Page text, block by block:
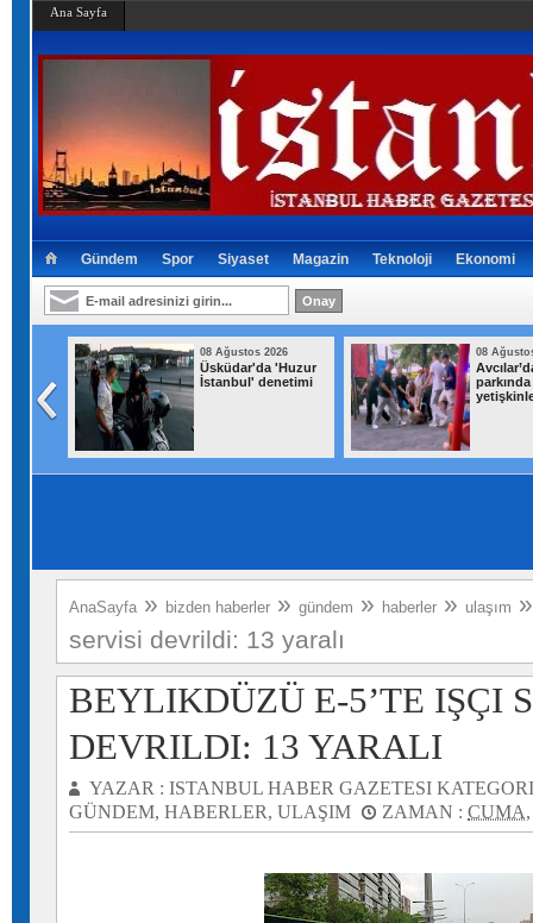
Ana Sayfa
Gündem Spor Siyaset Magazin Teknoloji Ekonomi
08 Ağustos 2026
Üsküdar'da 'Huzur
İstanbul' denetimi
08
parkında
AnaSayfa » bizden haberler » gündem » haberler » ulaşım
servisi devrildi: 13 yaralı
BEYLIKDÜZÜ E-5’TE IŞÇI
DEVRILDI: 13 YARALI
YAZAR : ISTANBUL HABER GAZETESI
GÜNDEM, HABERLER, ULAŞIM ZAMAN : CUMA,